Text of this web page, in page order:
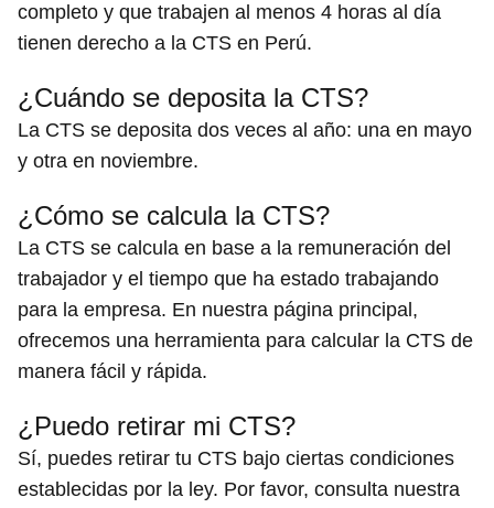
completo y que trabajen al menos 4 horas al día
tienen derecho a la CTS en Perú.
¿Cuándo se deposita la CTS?
La CTS se deposita dos veces al año: una en mayo
y otra en noviembre.
¿Cómo se calcula la CTS?
La CTS se calcula en base a la remuneración del
trabajador y el tiempo que ha estado trabajando
para la empresa. En nuestra página principal,
ofrecemos una herramienta para calcular la CTS de
manera fácil y rápida.
¿Puedo retirar mi CTS?
Sí, puedes retirar tu CTS bajo ciertas condiciones
establecidas por la ley. Por favor, consulta nuestra